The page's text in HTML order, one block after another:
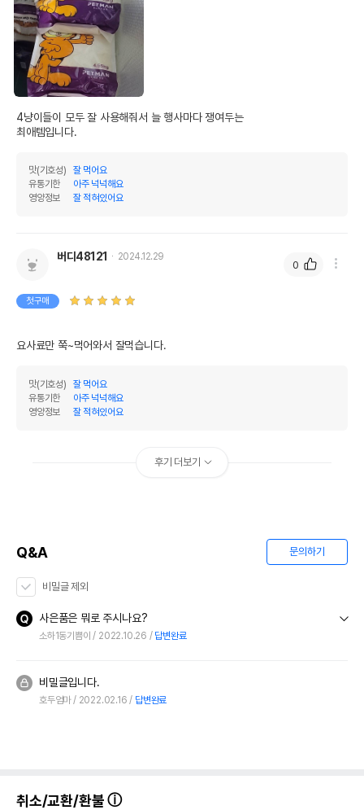
4냥이들이 모두 잘 사용해줘서 늘 행사마다 쟁여두는
최애템입니다.
맛(기호성)
잘 먹어요
유통기한
아주 넉넉해요
영양정보
잘 적혀있어요
버디48121 2024.12.29
첫구매
요사료만 쭉~먹어와서 잘먹습니다.
맛(기호성)
잘 먹어요
유통기한
아주 넉넉해요
영양정보
잘 적혀있어요
0
후기 더보기
Q&A 문의하기
비밀글 제외
사은품은 뭐로 주시나요?
소하1동기쁨이 2022.10.26 답변완료
비밀글입니다.
호두엄마 2022.02.16 답변완료
취소/교환/환불